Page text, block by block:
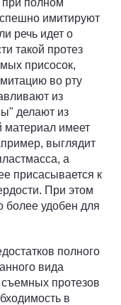
полном
имитируют
речь идет о
такой протез
присосок,
во рту
из
делают из
материал имеет
выглядит
а
присасывается к
При этом
более удобен для
полного
вида
съемных протезов
в